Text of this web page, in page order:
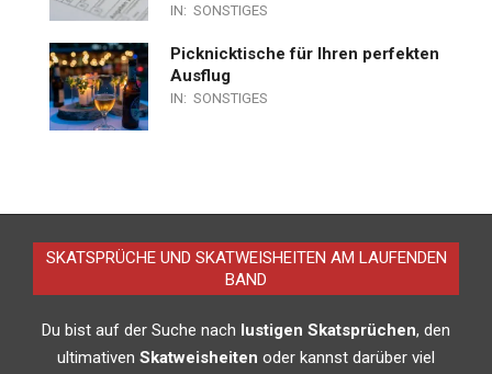
IN: SONSTIGES
Picknicktische für Ihren perfekten
Ausflug
IN: SONSTIGES
SKATSPRÜCHE UND SKATWEISHEITEN AM LAUFENDEN
BAND
Du bist auf der Suche nach lustigen Skatsprüchen, den
ultimativen Skatweisheiten oder kannst darüber viel